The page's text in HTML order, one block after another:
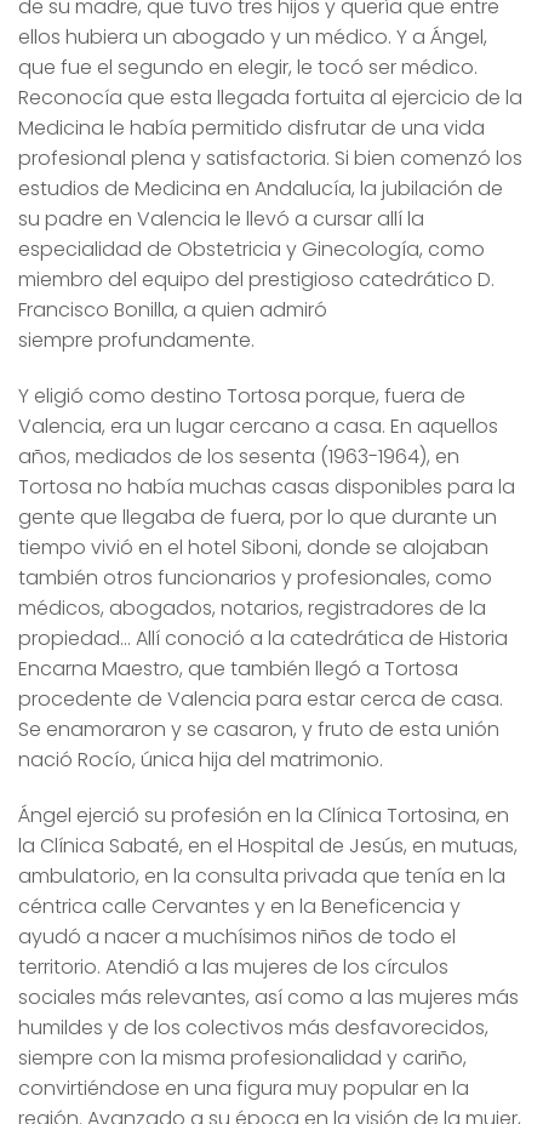
de su madre, que tuvo tres hijos y quería que entre
ellos hubiera un abogado y un médico. Y a Ángel,
que fue el segundo en elegir, le tocó ser médico.
Reconocía que esta llegada fortuita al ejercicio de la
Medicina le había permitido disfrutar de una vida
profesional plena y satisfactoria. Si bien comenzó los
estudios de Medicina en Andalucía, la jubilación de
su padre en Valencia le llevó a cursar allí la
especialidad de Obstetricia y Ginecología, como
miembro del equipo del prestigioso catedrático D.
Francisco Bonilla, a quien admiró
siempre profundamente.
Y eligió como destino Tortosa porque, fuera de
Valencia, era un lugar cercano a casa. En aquellos
años, mediados de los sesenta (1963-1964), en
Tortosa no había muchas casas disponibles para la
gente que llegaba de fuera, por lo que durante un
tiempo vivió en el hotel Siboni, donde se alojaban
también otros funcionarios y profesionales, como
médicos, abogados, notarios, registradores de la
propiedad… Allí conoció a la catedrática de Historia
Encarna Maestro, que también llegó a Tortosa
procedente de Valencia para estar cerca de casa.
Se enamoraron y se casaron, y fruto de esta unión
nació Rocío, única hija del matrimonio.
Ángel ejerció su profesión en la Clínica Tortosina, en
la Clínica Sabaté, en el Hospital de Jesús, en mutuas,
ambulatorio, en la consulta privada que tenía en la
céntrica calle Cervantes y en la Beneficencia y
ayudó a nacer a muchísimos niños de todo el
territorio. Atendió a las mujeres de los círculos
sociales más relevantes, así como a las mujeres más
humildes y de los colectivos más desfavorecidos,
siempre con la misma profesionalidad y cariño,
convirtiéndose en una figura muy popular en la
región. Avanzado a su época en la visión de la mujer,